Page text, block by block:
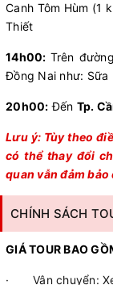
Canh Tôm Hùm (1
Thiết
14h00: Trên
Đồng Nai như:
20h00: Đến Tp.
Lưu ý: Tùy theo
có thể thay đổi
quan vẫn đảm bảo
CHÍNH SÁCH
GIÁ TOUR BAO
· Vận chuyển: